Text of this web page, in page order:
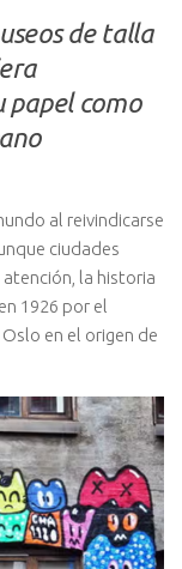
de talla
papel como
al reivindicarse
ciudades
la historia
1926 por el
en el origen de